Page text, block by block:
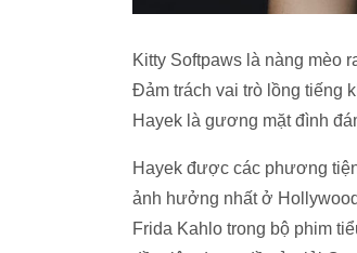
Kitty Softpaws là nàng mèo
Đảm trách vai trò lồng tiếng
Hayek là gương mặt đình
Hayek được các phương
ảnh hưởng nhất ở
Frida Kahlo trong bộ phim